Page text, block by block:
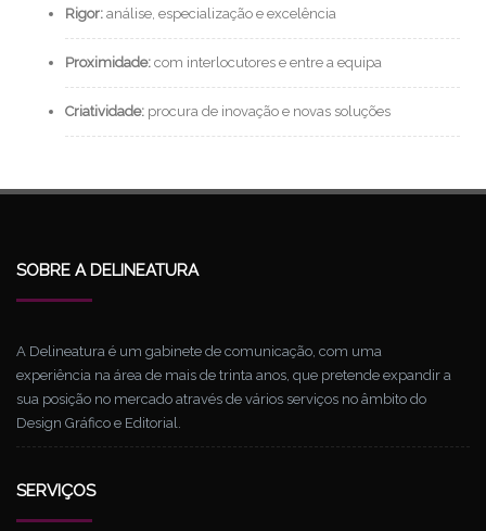
Rigor: análise, especialização e excelência
Proximidade: com interlocutores e entre a equipa
Criatividade: procura de inovação e novas soluções
SOBRE A DELINEATURA
A Delineatura é um gabinete de comunicação, com uma
experiência na área de mais de trinta anos, que pretende expandir a
sua posição no mercado através de vários serviços no âmbito do
Design Gráfico e Editorial.
SERVIÇOS